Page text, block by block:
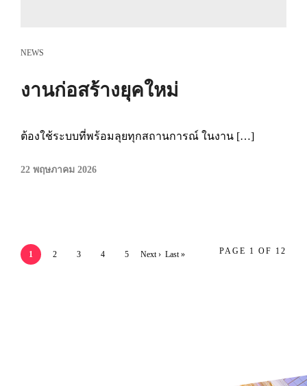
NEWS
งานก่อสร้างยุคใหม่
ต้องใช้ระบบที่พร้อมลุยทุกสถานการณ์ ในงาน […]
22 พฤษภาคม 2026
1 2 3 4 5 Next › Last » PAGE 1 OF 12